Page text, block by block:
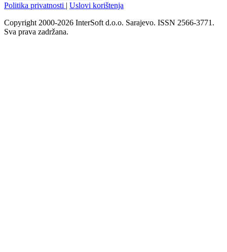
Politika privatnosti | Uslovi korištenja
Copyright 2000-2026 InterSoft d.o.o. Sarajevo. ISSN 2566-3771.
Sva prava zadržana.